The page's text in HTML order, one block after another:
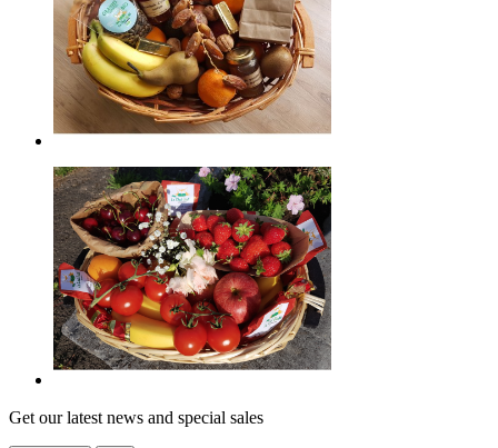
Get our latest news and special sales